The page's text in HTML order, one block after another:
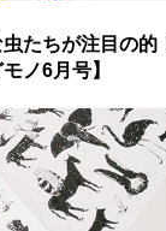
たちが注目の的
ノ6月号】